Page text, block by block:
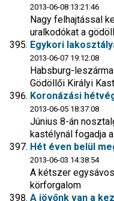
2013-06-08 13:21:46
Nagy felhajtással
uralkodókat a
Egykori
2013-06-07 19:12:08
Habsburg-
Gödöllői Királyi
Koronázási
2013-06-05 18:37:08
Június 8-án
kastélynál fogadja
Hét éven belül
2013-06-03 14:38:54
A kétszer
körforgalom
A jövőnk van a